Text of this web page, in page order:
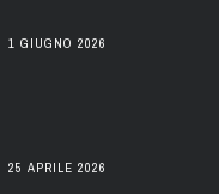
1 GIUGNO 2026
25 APRILE 2026